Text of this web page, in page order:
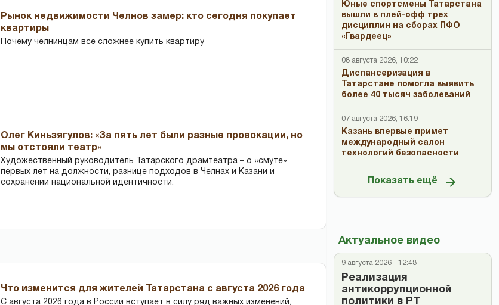
Рынок недвижимости Челнов замер: кто сегодня покупает
квартиры
Почему челнинцам все сложнее купить квартиру
Олег Киньзягулов: «За пять лет были разные провокации, но
мы отстояли театр»
Художественный руководитель Татарского драмтеатра – о «смуте»
первых лет на должности, разнице подходов в Челнах и Казани и
сохранении национальной идентичности.
Что изменится для жителей Татарстана с августа 2026 года
С августа 2026 года в России вступает в силу ряд важных изменений,
Юные спортсмены Татарстана
вышли в плей-офф трех
дисциплин на сборах ПФО
«Гвардеец»
08 августа 2026, 10:22
Диспансеризация в
Татарстане помогла выявить
более 40 тысяч заболеваний
07 августа 2026, 16:19
Казань впервые примет
международный салон
технологий безопасности
Показать ещё
Актуальное видео
9 августа 2026 - 12:48
Реализация
антикоррупционной
политики в РТ